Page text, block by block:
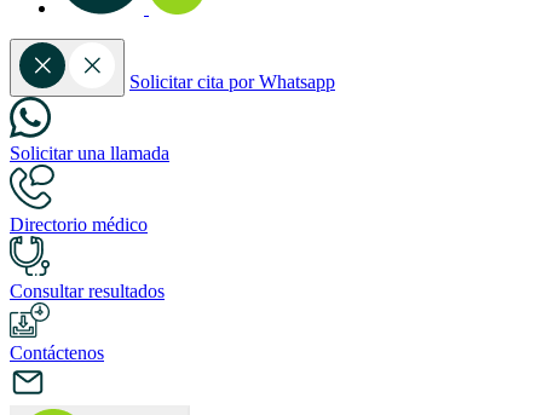
Solicitar cita por Whatsapp
Solicitar una llamada
Directorio médico
Consultar resultados
Contáctenos